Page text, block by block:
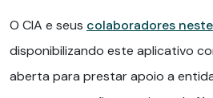
O CIA e seus colaboradores
disponibilizando este aplicativo
aberta para prestar apoio a